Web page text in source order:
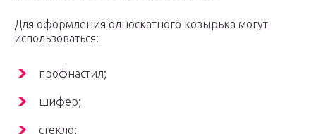
Для оформления односкатного козырька могут
использоваться:
профнастил;
шифер;
стекло;